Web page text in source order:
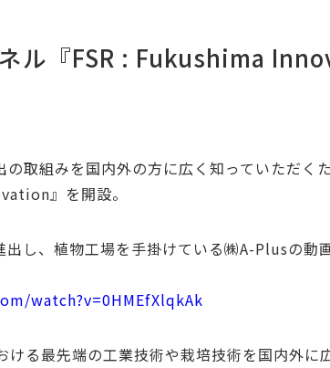
ル『FSR : Fukushima
の取組みを国内外の方に広く知っていただく
』を開設。
し、植物工場を手掛けている㈱A-Plusの動
watch?v=0HMEfXlqkAk
る最先端の工業技術や栽培技術を国内外に